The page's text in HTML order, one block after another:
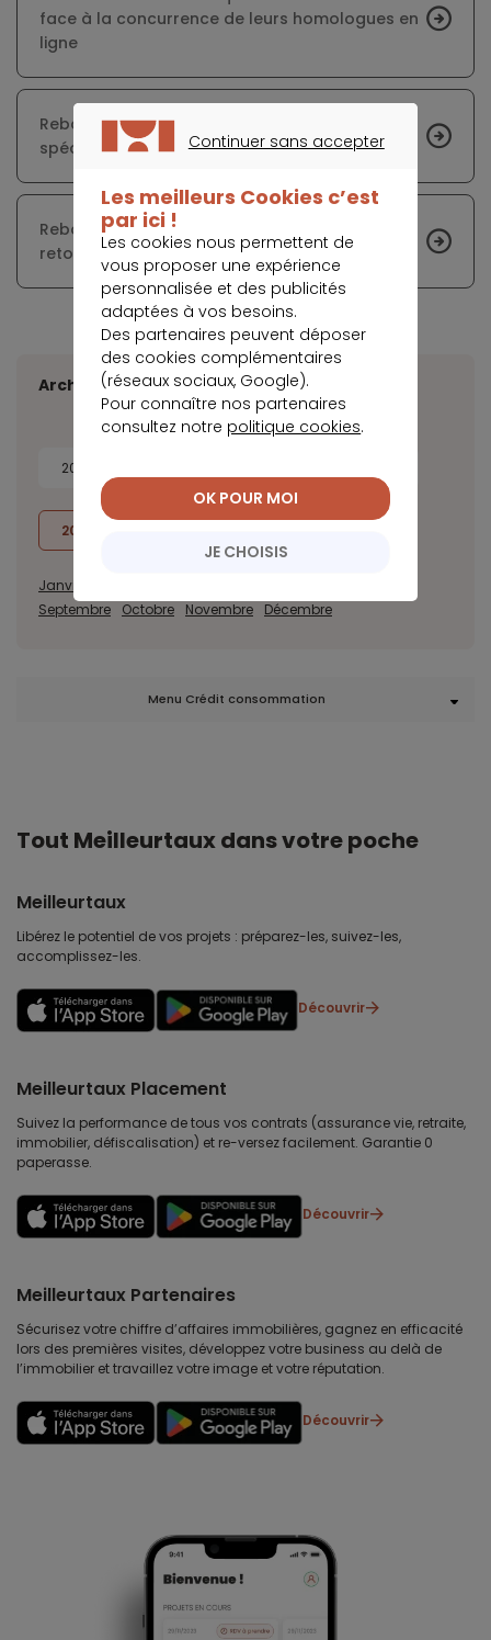
face à la concurrence de leurs homologues en
ligne
Rebond des activités de financement
spécialisé en 2021
Rebond du crédit à la consommation en 2021,
retour à son niveau d’avant crise
Archives
2026
2022
Janvier
Septembre
Octobre Novembre Décembre
Menu Crédit consommation
Tout Meilleurtaux dans votre poche
Meilleurtaux
Libérez le potentiel de vos projets : préparez-les, suivez-les,
accomplissez-les.
Découvrir
Meilleurtaux Placement
Suivez la performance de tous vos contrats (assurance vie, retraite,
immobilier, défiscalisation) et re-versez facilement. Garantie 0
paperasse.
Découvrir
Meilleurtaux Partenaires
Sécurisez votre chiffre d’affaires immobilières, gagnez en efficacité
lors des premières visites, développez votre business au delà de
l’immobilier et travaillez votre image et votre réputation.
Découvrir
Continuer sans accepter
Les meilleurs Cookies c’est
par ici !
Les cookies nous permettent de
vous proposer une expérience
personnalisée et des publicités
adaptées à vos besoins.
Des partenaires peuvent déposer
des cookies complémentaires
(réseaux sociaux, Google).
Pour connaître nos partenaires
consultez notre politique cookies.
JE CHOISIS
OK POUR MOI